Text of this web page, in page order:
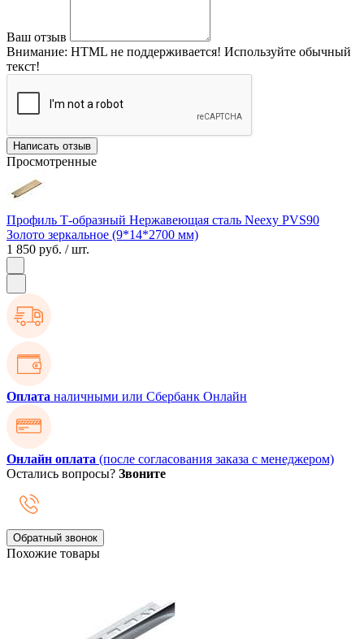
Ваш отзыв
Внимание: HTML не поддерживается! Используйте обычный
текст!
Написать отзыв
Просмотренные
Профиль Т-образный Нержавеющая сталь Neexy PVS90
Золото зеркальное (9*14*2700 мм)
1 850 руб. / шт.
Оплата наличными или Сбербанк Онлайн
Онлайн оплата (после согласования заказа с менеджером)
Остались вопросы? Звоните
Обратный звонок
Похожие товары